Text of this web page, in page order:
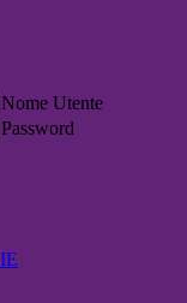
Nome Utente
Password